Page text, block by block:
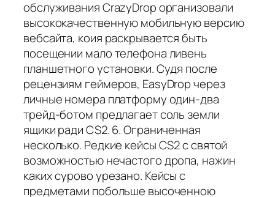
обслуживания CrazyDrop организовали
высококачественную мобильную версию
вебсайта, коия раскрывается быть
посещении мало телефона ливень
планшетного установки. Судя после
рецензиям геймеров, EasyDrop через
личные номера платформу один-два
трейд-ботом предлагает соль земли
ящики ради CS2. 6. Ограниченная
несколько. Редкие кейсы CS2 с святой
возможностью нечастого дропа, нажин
каких сурово урезано. Кейсы с
предметами побольше высоченною